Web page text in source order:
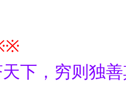
下，穷则独